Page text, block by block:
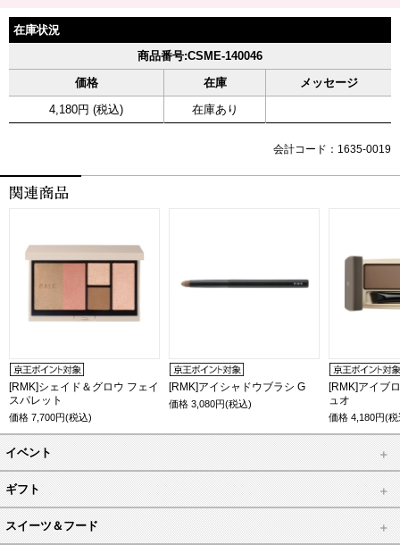
在庫状況
商品番号:CSME-140046
価格
在庫
メッセージ
4,180円 (税込)
在庫あり
会計コード：1635-0019
[RMK]シェイド＆グロウ フェイ
スパレット
価格 7,700円(税込)
[RMK]アイシャドウブラシ G
価格3,080円(税込)
[RMK]アイブ
ュオ
価格4,180円(
イベント
ギフト
スイーツ＆フード